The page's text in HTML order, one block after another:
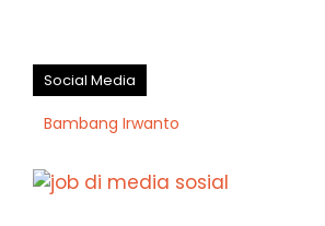
Social Media
Bambang Irwanto